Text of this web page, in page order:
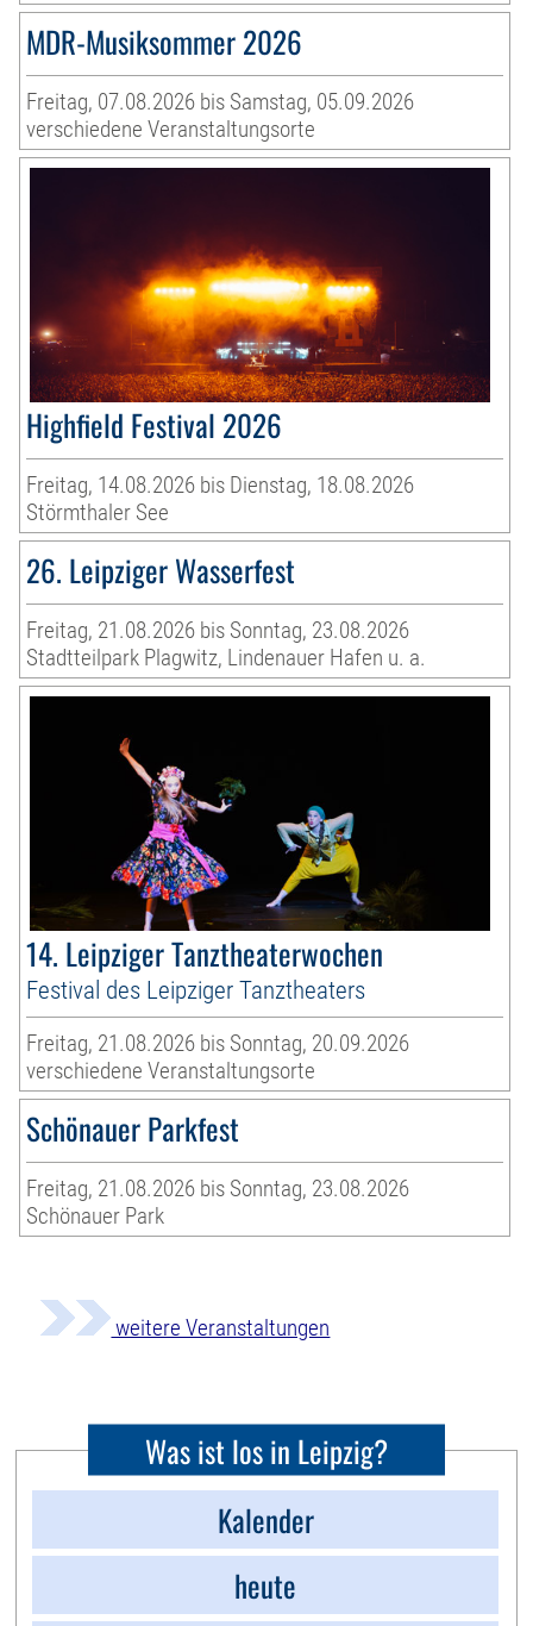
MDR-Musiksommer 2026
Freitag, 07.08.2026 bis Samstag, 05.09.2026
verschiedene Veranstaltungsorte
Highfield Festival 2026
Freitag, 14.08.2026 bis Dienstag, 18.08.2026
Störmthaler See
26. Leipziger Wasserfest
Freitag, 21.08.2026 bis Sonntag, 23.08.2026
Stadtteilpark Plagwitz, Lindenauer Hafen u. a.
14. Leipziger Tanztheaterwochen
Festival des Leipziger Tanztheaters
Freitag, 21.08.2026 bis Sonntag, 20.09.2026
verschiedene Veranstaltungsorte
Schönauer Parkfest
Freitag, 21.08.2026 bis Sonntag, 23.08.2026
Schönauer Park
weitere Veranstaltungen
Was ist los in Leipzig?
Kalender
heute